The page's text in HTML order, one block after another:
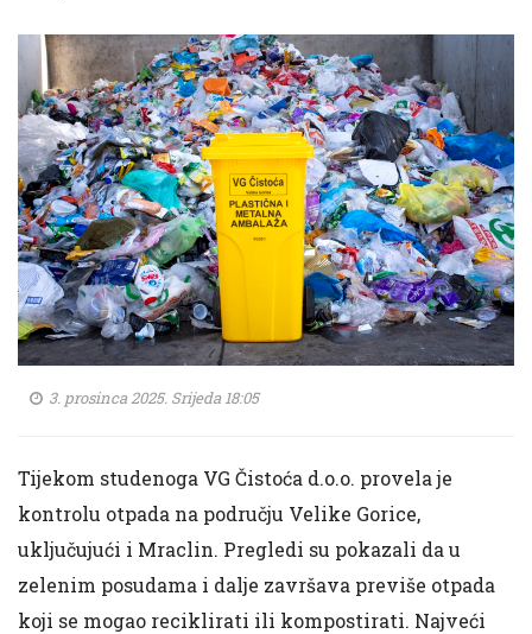
3. prosinca 2025. Srijeda 18:05
Tijekom studenoga VG Čistoća d.o.o. provela je
kontrolu otpada na području Velike Gorice,
uključujući i Mraclin. Pregledi su pokazali da u
zelenim posudama i dalje završava previše otpada
koji se mogao reciklirati ili kompostirati. Najveći